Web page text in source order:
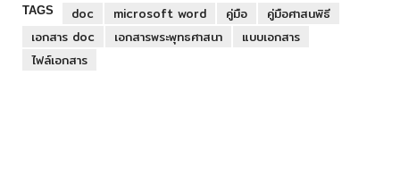
TAGS doc microsoft word คู่มือ
คู่มือศาสนพิธี
เอกสาร doc
เอกสารพระพุทธศาสนา
แบบเอกสาร
ไฟล์เอกสาร